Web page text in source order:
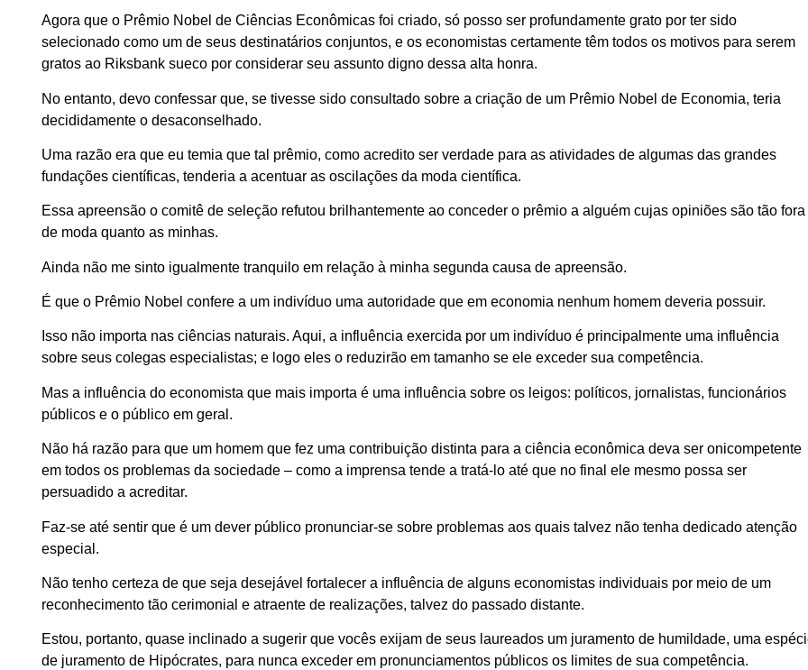
Agora que o Prêmio Nobel de Ciências Econômicas foi criado, só posso ser profundamente grato por ter sido
selecionado como um de seus destinatários conjuntos, e os economistas certamente têm todos os motivos para serem
gratos ao Riksbank sueco por considerar seu assunto digno dessa alta honra.
No entanto, devo confessar que, se tivesse sido consultado sobre a criação de um Prêmio Nobel de Economia, teria
decididamente o desaconselhado.
Uma razão era que eu temia que tal prêmio, como acredito ser verdade para as atividades de algumas das grandes
fundações científicas, tenderia a acentuar as oscilações da moda científica.
Essa apreensão o comitê de seleção refutou brilhantemente ao conceder o prêmio a alguém cujas opiniões são tão fora
de moda quanto as minhas.
Ainda não me sinto igualmente tranquilo em relação à minha segunda causa de apreensão.
É que o Prêmio Nobel confere a um indivíduo uma autoridade que em economia nenhum homem deveria possuir.
Isso não importa nas ciências naturais. Aqui, a influência exercida por um indivíduo é principalmente uma influência
sobre seus colegas especialistas; e logo eles o reduzirão em tamanho se ele exceder sua competência.
Mas a influência do economista que mais importa é uma influência sobre os leigos: políticos, jornalistas, funcionários
públicos e o público em geral.
Não há razão para que um homem que fez uma contribuição distinta para a ciência econômica deva ser onicompetente
em todos os problemas da sociedade – como a imprensa tende a tratá-lo até que no final ele mesmo possa ser
persuadido a acreditar.
Faz-se até sentir que é um dever público pronunciar-se sobre problemas aos quais talvez não tenha dedicado atenção
especial.
Não tenho certeza de que seja desejável fortalecer a influência de alguns economistas individuais por meio de um
reconhecimento tão cerimonial e atraente de realizações, talvez do passado distante.
Estou, portanto, quase inclinado a sugerir que vocês exijam de seus laureados um juramento de humildade, uma
de juramento de Hipócrates, para nunca exceder em pronunciamentos públicos os limites de sua competência.